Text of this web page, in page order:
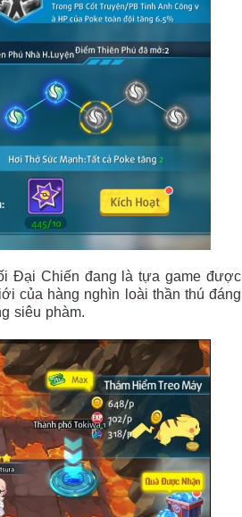
Đại Chiến đang là tựa game được
của hàng nghìn loài thần thú đáng
siêu phàm.